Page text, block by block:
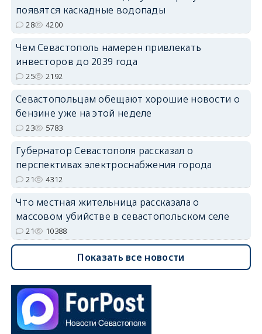
появятся каскадные водопады
28 4200
Чем Севастополь намерен привлекать
инвесторов до 2039 года
25 2192
Севастопольцам обещают хорошие новости о
бензине уже на этой неделе
23 5783
Губернатор Севастополя рассказал о
перспективах электроснабжения города
21 4312
Что местная жительница рассказала о
массовом убийстве в севастопольском селе
21 10388
Показать все новости